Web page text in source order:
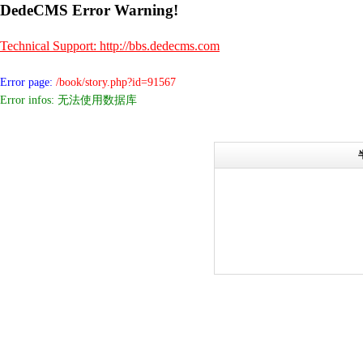
DedeCMS Error Warning!
Technical Support: http://bbs.dedecms.com
Error page: /book/story.php?id=91567
Error infos: 无法使用数据库